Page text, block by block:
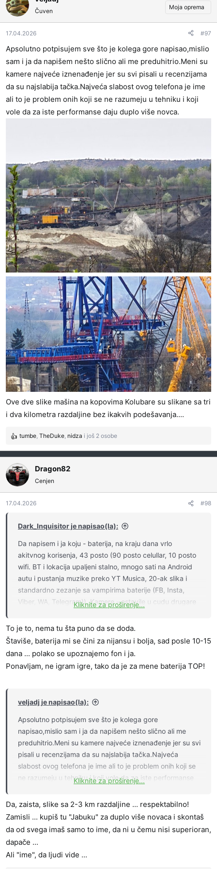
o
v
a
n
a
:
Čuven
Moja oprema
17.04.2026 #97
Apsolutno potpisujem sve što je kolega gore napisao,mislio
sam i ja da napišem nešto slično ali me preduhitrio.Meni su
kamere najveće iznenađenje jer su svi pisali u recenzijama
da su najslabija tačka.Najveća slabost ovog telefona je ime
ali to je problem onih koji se ne razumeju u tehniku i koji
vole da za iste performanse daju duplo više novca.
Ove dve slike mašina na kopovima Kolubare su slikane sa tri
i dva kilometra razdaljine bez ikakvih podešavanja....
R
e
a
g
o
v
a
n
tumbe, TheDuke, nidza i još 2 osobe
Dragon82
Cenjen
17.04.2026 #98
Dark_Inquisitor je napisao(la):
Da napisem i ja koju - baterija, na kraju dana vrlo
akitvnog korisenja, 43 posto (90 posto celullar, 10 posto
wifi. BT i lokacija upaljeni stalno, mnogo sati na Android
autu i pustanja muzike preko YT Musica, 20-ak slika i
standardno zezanje sa vampirima baterije (FB, Insta,
Viber, WA, Telegram)). Kamere - ostavile u cudu drugare
postoji, uporedivo sa BT zvucnikom. Performanse - na
nivou koji se ocekuje, sve instant i bez nagosvestaja i
kako ce biti nadalje. Za sada, opravdao ocekivanja u vidu
u performansi i zvucnika (ipak je to main selling point) i
radio.) Ono sto je nadmasilo ocekivanja je ceo set
kamera, u svim uslovima, zaista vrhunske. I da, dizajn i
izrada su unikatni, a kvalitet flagship level. Sacekacu jos
par dana, neki bug ce isplivati, ali za sada, ama bas ni
jedan.
Kliknite za proširenje...
To je to, nema tu šta puno da se doda.
Štaviše, baterija mi se čini za nijansu i bolja, sad posle 10-15
dana ... polako se upoznajemo fon i ja.
Ponavljam, ne igram igre, tako da je za mene baterija TOP!
veljadj je napisao(la):
Apsolutno potpisujem sve što je kolega gore
napisao,mislio sam i ja da napišem nešto slično ali me
preduhitrio.Meni su kamere najveće iznenađenje jer su svi
pisali u recenzijama da su najslabija tačka.Najveća
slabost ovog telefona je ime ali to je problem onih koji se
ne razumeju u tehniku i koji vole da za iste performanse
Pogledajte prilog 536149Pogledajte prilog 536150
Ove dve slike mašina na kopovima Kolubare su slikane sa
Kliknite za proširenje...
Da, zaista, slike sa 2-3 km razdaljine ... respektabilno!
Zamisli ... kupiš tu "Jabuku" za duplo više novaca i skontaš
da od svega imaš samo to ime, da ni u čemu nisi superioran,
dapače ...
Ali "ime", da ljudi vide ...